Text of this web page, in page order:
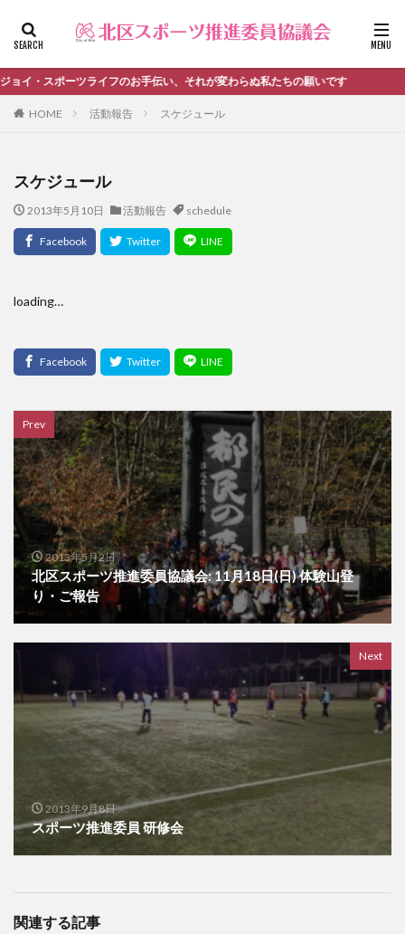
・スポーツライフのお手伝い、それが変わらぬ私たちの願いです
HOME 活動報告 スケジュール
スケジュール
2013年5月10日 活動報告 schedule
loading…
Prev
2013年5月2日
北区スポーツ推進委員協議会: 11月18日(日) 体験山登
り・ご報告
Next
2013年9月8日
スポーツ推進委員 研修会
関連する記事
ファッション デザイン 流行
カテゴリー
＃活動報告
おしらせ
お知らせ キンボール
メンバー募集中のチーム
ワークショップ
活動報告
生涯スポーツ
田端文士ウォーク
講習会のご報告
検索